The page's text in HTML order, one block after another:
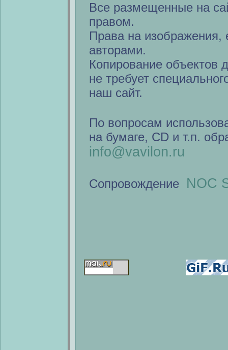
Все размещенные на
правом.
Права на изображения,
авторами.
Копирование объектов
не требует
наш сайт.
По вопросам
на бумаге, CD и т.п.
info@vavilon.ru
Сопровождение NOC